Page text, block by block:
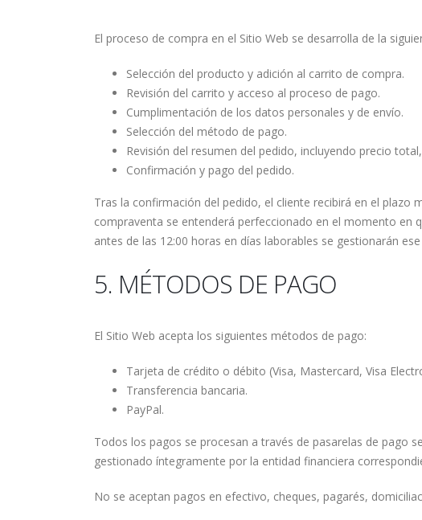
El proceso de compra en el Sitio Web se desarrolla de la
Selección del producto y adición al carrito de compra.
Revisión del carrito y acceso al proceso de pago.
Cumplimentación de los datos personales y de envío.
Selección del método de pago.
Revisión del resumen del pedido, incluyendo precio
Confirmación y pago del pedido.
Tras la confirmación del pedido, el cliente recibirá en el
compraventa se entenderá perfeccionado en el momento en
antes de las 12:00 horas en días laborables se gestionarán
5. MÉTODOS DE PAGO
El Sitio Web acepta los siguientes métodos de pago:
Tarjeta de crédito o débito (Visa, Mastercard, Visa
Transferencia bancaria.
PayPal.
Todos los pagos se procesan a través de pasarelas de pago
gestionado íntegramente por la entidad financiera
No se aceptan pagos en efectivo, cheques, pagarés,